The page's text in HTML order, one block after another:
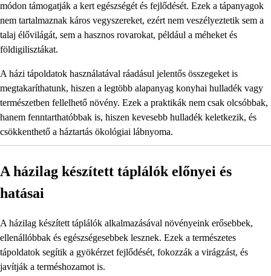
módon támogatják a kert egészségét és fejlődését. Ezek a tápanyagok
nem tartalmaznak káros vegyszereket, ezért nem veszélyeztetik sem a
talaj élővilágát, sem a hasznos rovarokat, például a méheket és
földigilisztákat.
A házi tápoldatok használatával ráadásul jelentős összegeket is
megtakaríthatunk, hiszen a legtöbb alapanyag konyhai hulladék vagy
természetben fellelhető növény. Ezek a praktikák nem csak olcsóbbak,
hanem fenntarthatóbbak is, hiszen kevesebb hulladék keletkezik, és
csökkenthető a háztartás ökológiai lábnyoma.
A házilag készített táplálók előnyei és
hatásai
A házilag készített táplálók alkalmazásával növényeink erősebbek,
ellenállóbbak és egészségesebbek lesznek. Ezek a természetes
tápoldatok segítik a gyökérzet fejlődését, fokozzák a virágzást, és
javítják a terméshozamot is.